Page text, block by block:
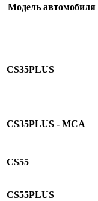
Модель автомобиля
CS35PLUS
CS35PLUS - MCA
CS55
CS55PLUS